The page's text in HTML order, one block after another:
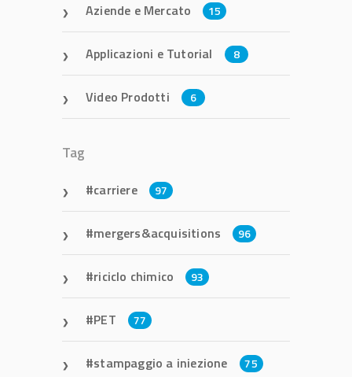
Aziende e Mercato 15
Applicazioni e Tutorial 8
Video Prodotti 6
Tag
carriere 97
mergers&acquisitions 96
riciclo chimico 93
PET 77
stampaggio a iniezione 75